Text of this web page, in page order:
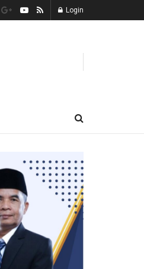
Login